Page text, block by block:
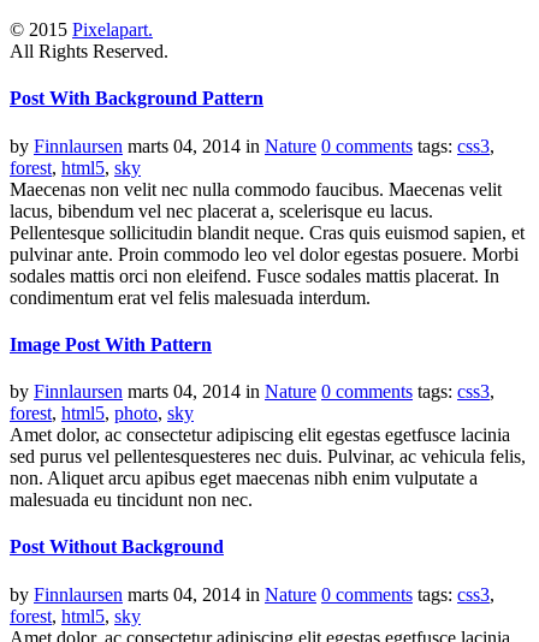
© 2015 Pixelapart.
All Rights Reserved.
Post With Background Pattern
by Finnlaursen marts 04, 2014 in Nature 0 comments tags: css3,
forest, html5, sky
Maecenas non velit nec nulla commodo faucibus. Maecenas velit
lacus, bibendum vel nec placerat a, scelerisque eu lacus.
Pellentesque sollicitudin blandit neque. Cras quis euismod sapien, et
pulvinar ante. Proin commodo leo vel dolor egestas posuere. Morbi
sodales mattis orci non eleifend. Fusce sodales mattis placerat. In
condimentum erat vel felis malesuada interdum.
Image Post With Pattern
by Finnlaursen marts 04, 2014 in Nature 0 comments tags: css3,
forest, html5, photo, sky
Amet dolor, ac consectetur adipiscing elit egestas egetfusce lacinia
sed purus vel pellentesquesteres nec duis. Pulvinar, ac vehicula felis,
non. Aliquet arcu apibus eget maecenas nibh enim vulputate a
malesuada eu tincidunt non nec.
Post Without Background
by Finnlaursen marts 04, 2014 in Nature 0 comments tags: css3,
forest, html5, sky
Amet dolor, ac consectetur adipiscing elit egestas egetfusce lacinia